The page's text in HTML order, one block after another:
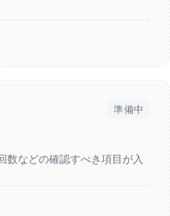
準備中
数などの確認すべき項目が入